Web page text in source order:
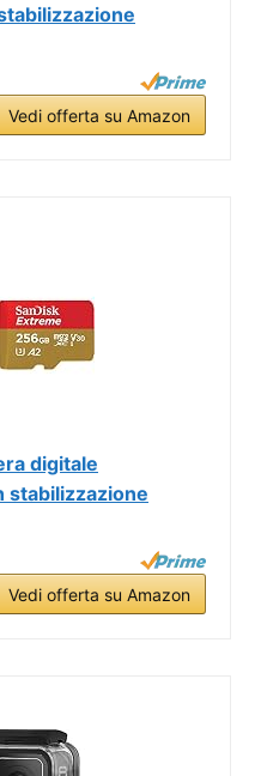
Vedi offerta su Amazon
digitale
stabilizzazione
Vedi offerta su Amazon